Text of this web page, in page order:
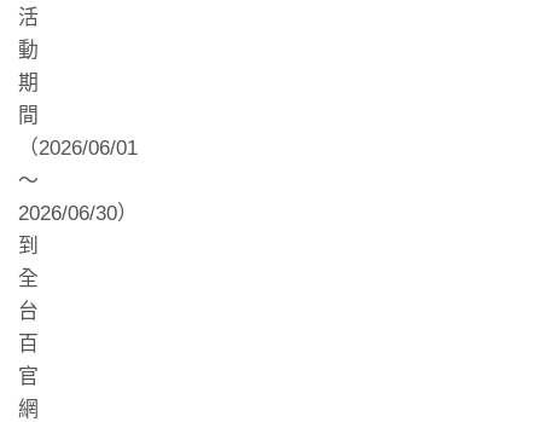
活
動
期
間
（2026/06/01
～
2026/06/30）
到
全
台
百
官
網